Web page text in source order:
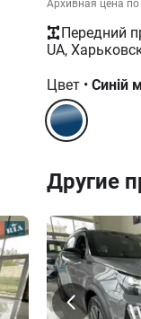
Архивная цена
Передний
UA,
Цвет • Синій
Другие